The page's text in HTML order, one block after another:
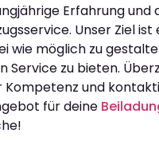
Erfahrung und
Unser Ziel ist
wie möglich zu
Service zu bieten.
Kompetenz und
für deine